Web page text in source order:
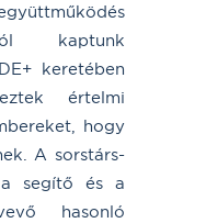
kaptunk
keretében
értelmi
hogy
A sorstárs-
segítő és a
hasonló